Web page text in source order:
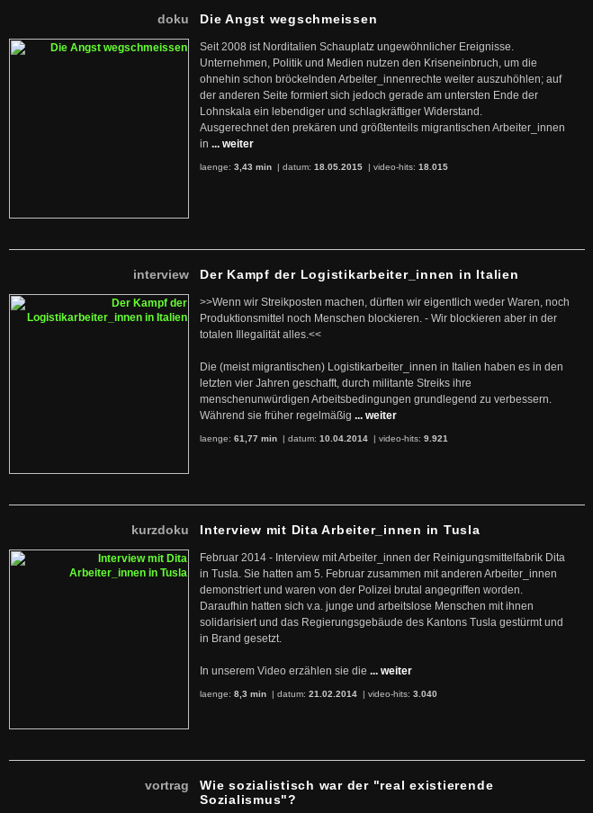
doku Die Angst wegschmeissen
Seit 2008 ist Norditalien Schauplatz ungewöhnlicher Ereignisse.
Unternehmen, Politik und Medien nutzen den Kriseneinbruch, um die
ohnehin schon bröckelnden Arbeiter_innenrechte weiter auszuhöhlen; auf
der anderen Seite formiert sich jedoch gerade am untersten Ende der
Lohnskala ein lebendiger und schlagkräftiger Widerstand.
Ausgerechnet den prekären und größtenteils migrantischen Arbeiter_innen
in ... weiter
laenge: 3,43 min | datum: 18.05.2015 | video-hits: 18.015
interview Der Kampf der Logistikarbeiter_innen in Italien
>>Wenn wir Streikposten machen, dürften wir eigentlich weder Waren, noch
Produktionsmittel noch Menschen blockieren. - Wir blockieren aber in der
totalen Illegalität alles.<<
Die (meist migrantischen) Logistikarbeiter_innen in Italien haben es in den
letzten vier Jahren geschafft, durch militante Streiks ihre
menschenunwürdigen Arbeitsbedingungen grundlegend zu verbessern.
Während sie früher regelmäßig ... weiter
laenge: 61,77 min | datum: 10.04.2014 | video-hits: 9.921
kurzdoku Interview mit Dita Arbeiter_innen in Tusla
Februar 2014 - Interview mit Arbeiter_innen der Reinigungsmittelfabrik Dita
in Tusla. Sie hatten am 5. Februar zusammen mit anderen Arbeiter_innen
demonstriert und waren von der Polizei brutal angegriffen worden.
Daraufhin hatten sich v.a. junge und arbeitslose Menschen mit ihnen
solidarisiert und das Regierungsgebäude des Kantons Tusla gestürmt und
in Brand gesetzt.
In unserem Video erzählen sie die ... weiter
laenge: 8,3 min | datum: 21.02.2014 | video-hits: 3.040
vortrag
Wie sozialistisch war der "real existierende
Sozialismus"?